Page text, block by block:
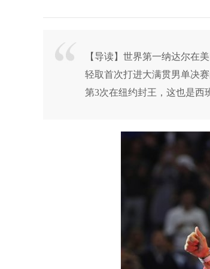
【导读】世界第一纳达尔在
轻取首次打进大满贯男单决
第3次在纽约封王，这也是西